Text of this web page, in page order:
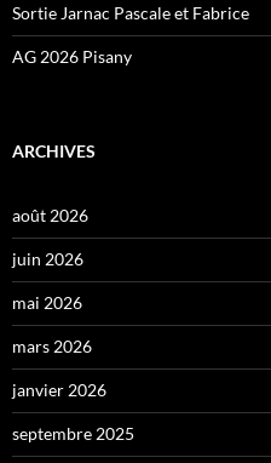
Sortie Jarnac Pascale et Fabrice
AG 2026 Pisany
ARCHIVES
août 2026
juin 2026
mai 2026
mars 2026
janvier 2026
septembre 2025